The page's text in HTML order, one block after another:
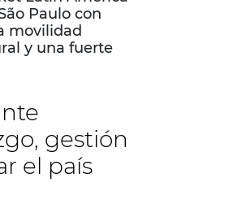
Paulo con
movilidad
y una fuerte
gestión
el país